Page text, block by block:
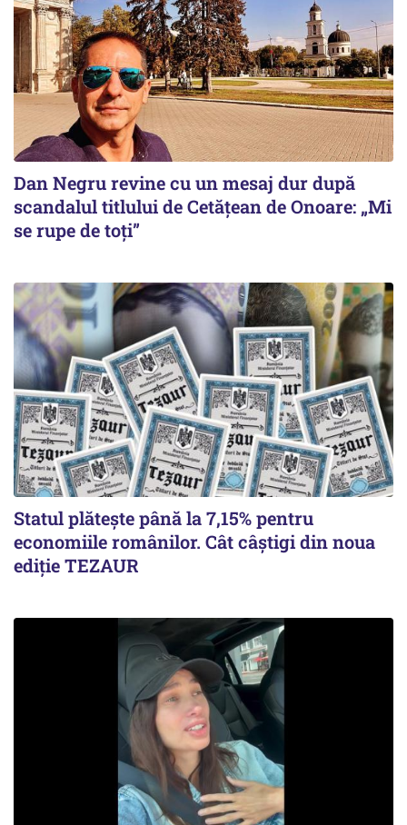
Dan Negru revine cu un mesaj dur după
scandalul titlului de Cetățean de Onoare: „Mi
se rupe de toți”
Statul plătește până la 7,15% pentru
economiile românilor. Cât câștigi din noua
ediție TEZAUR